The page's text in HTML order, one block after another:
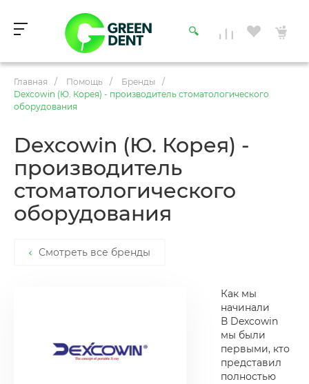
Главная / Помощь / Бренды
/
Dexcowin (Ю. Корея) - производитель стоматологического
оборудования
Dexcowin (Ю. Корея) -
производитель
стоматологического
оборудования
Смотреть все бренды
Как мы
начинали
В Dexcowin
мы были
первыми, кто
представил
полностью